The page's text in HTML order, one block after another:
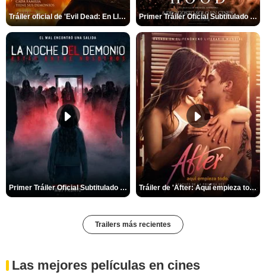
Tráiler oficial de 'Evil Dead: En Llamas' Primer Tráiler Oficial Subtitulado de 'La Muerte de Robin Hood'
Primer Tráiler Oficial Subtitulado de 'La Noche Del Demonio: Están Entre Nosotros' Tráiler de 'After: Aquí empieza todo'
Trailers más recientes
Las mejores películas en cines